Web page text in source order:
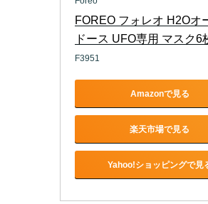
FOREO フォレオ H2Oオ
ドース UFO専用 マスク6
F3951
Amazonで見る
楽天市場で見る
Yahoo!ショッピングで見